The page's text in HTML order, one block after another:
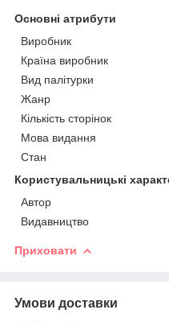
Основні атрибути
Виробник
Країна виробник
Вид палітурки
Жанр
Кількість сторінок
Мова видання
Стан
Користувальницькі
Автор
Видавництво
Приховати
Умови доставки